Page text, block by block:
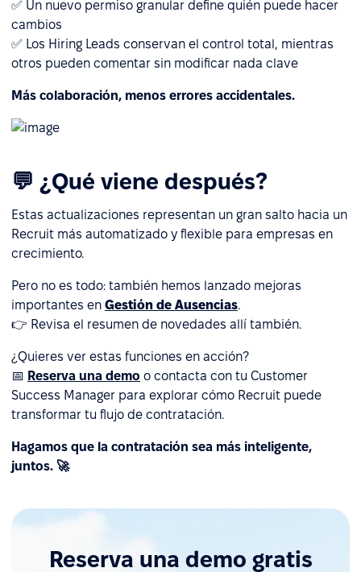
✅ Un nuevo permiso granular define quién puede hacer
cambios
✅ Los Hiring Leads conservan el control total, mientras
otros pueden comentar sin modificar nada clave
Más colaboración, menos errores accidentales.
💬 ¿Qué viene después?
Estas actualizaciones representan un gran salto hacia un
Recruit más automatizado y flexible para empresas en
crecimiento.
Pero no es todo: también hemos lanzado mejoras
importantes en Gestión de Ausencias.
👉 Revisa el resumen de novedades allí también.
¿Quieres ver estas funciones en acción?
📅 Reserva una demo o contacta con tu Customer
Success Manager para explorar cómo Recruit puede
transformar tu flujo de contratación.
Hagamos que la contratación sea más inteligente,
juntos. 🚀
Reserva una demo gratis